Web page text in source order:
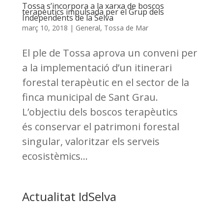
Tossa s’incorpora a la xarxa de boscos
terapèutics impulsada per el Grup dels
Independents de la Selva
març 10, 2018 | General, Tossa de Mar
El ple de Tossa aprova un conveni per
a la implementació d’un itinerari
forestal terapèutic en el sector de la
finca municipal de Sant Grau.
L’objectiu dels boscos terapèutics
és conservar el patrimoni forestal
singular, valoritzar els serveis
ecosistèmics...
Actualitat IdSelva